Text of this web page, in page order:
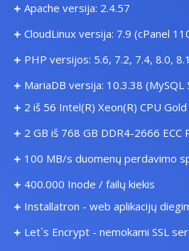
Apache versija: 2.4.57
CloudLinux versija: 7.9 (cPanel
PHP versijos: 5.6, 7.2, 7.4, 8.0, 8.1
MariaDB versija: 10.3.38 (MySQL
2 iš 56 Intel(R) Xeon(R) CPU
2 GB iš 768 GB DDR4-2666 ECC
100 MB/s duomenų perdavimo
400.000 Inode / failų kiekis
Installatron - web aplikacijų
Let`s Encrypt - nemokami SSL